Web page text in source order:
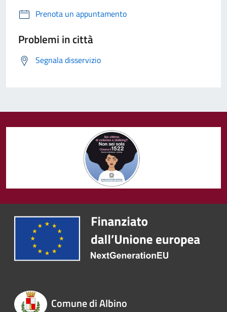
Prenota un appuntamento
Problemi in città
Segnala disservizio
Comune di Albino